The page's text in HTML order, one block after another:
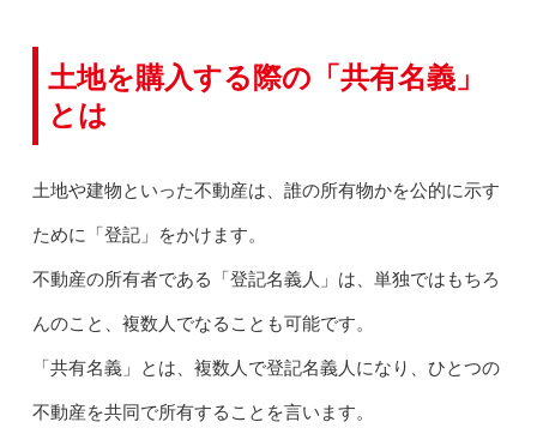
土地を購入する際の「共有名義」
とは
土地や建物といった不動産は、誰の所有物かを公的に示す
ために「登記」をかけます。
不動産の所有者である「登記名義人」は、単独ではもちろ
んのこと、複数人でなることも可能です。
「共有名義」とは、複数人で登記名義人になり、ひとつの
不動産を共同で所有することを言います。